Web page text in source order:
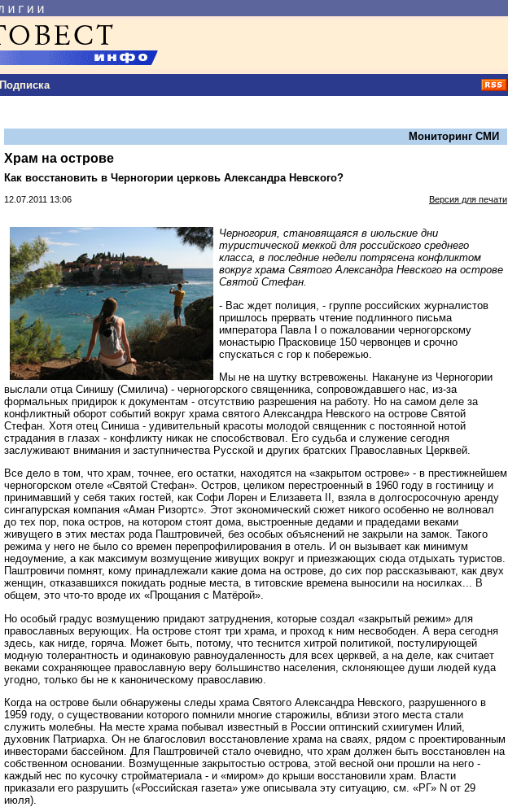
Подписка
Мониторинг СМИ
Храм на острове
Как восстановить в Черногории церковь Александра Невского?
12.07.2011 13:06 Версия для печати
Черногория, становящаяся в июльские дни
туристической меккой для российского среднего
класса, в последние недели потрясена конфликтом
вокруг храма Святого Александра Невского на острове
Святой Стефан.
- Вас ждет полиция, - группе российских журналистов
пришлось прервать чтение подлинного письма
императора Павла I о пожаловании черногорскому
монастырю Прасковице 150 червонцев и срочно
спускаться с гор к побережью.
Мы не на шутку встревожены. Накануне из Черногории
выслали отца Синишу (Смилича) - черногорского священника, сопровождавшего нас, из-за
формальных придирок к документам - отсутствию разрешения на работу. Но на самом деле за
конфликтный оборот событий вокруг храма святого Александра Невского на острове Святой
Стефан. Хотя отец Синиша - удивительный красоты молодой священник с постоянной нотой
страдания в глазах - конфликту никак не способствовал. Его судьба и служение сегодня
заслуживают внимания и заступничества Русской и других братских Православных Церквей.
Все дело в том, что храм, точнее, его остатки, находятся на «закрытом острове» - в престижнейшем
черногорском отеле «Святой Стефан». Остров, целиком перестроенный в 1960 году в гостиницу и
принимавший у себя таких гостей, как Софи Лорен и Елизавета II, взяла в долгосросочную аренду
сингапурская компания «Аман Ризортс». Этот экономический сюжет никого особенно не волновал
до тех пор, пока остров, на котором стоят дома, выстроенные дедами и прадедами веками
живущего в этих местах рода Паштровичей, без особых объяснений не закрыли на замок. Такого
режима у него не было со времен перепрофилирования в отель. И он вызывает как минимум
недоумение, а как максимум возмущение живущих вокруг и приезжающих сюда отдыхать туристов.
Паштровичи помнят, кому принадлежали какие дома на острове, до сих пор рассказывают, как двух
женщин, отказавшихся покидать родные места, в титовские времена выносили на носилках... В
общем, это что-то вроде их «Прощания с Матёрой».
Но особый градус возмущению придают затруднения, которые создал «закрытый режим» для
православных верующих. На острове стоят три храма, и проход к ним несвободен. А вера сегодня
здесь, как нигде, горяча. Может быть, потому, что теснится хитрой политикой, постулирующей
модную толерантность и одинаковую равноудаленность для всех церквей, а на деле, как считает
веками сохраняющее православную веру большинство населения, склоняющее души людей куда
угодно, только бы не к каноническому православию.
Когда на острове были обнаружены следы храма Святого Александра Невского, разрушенного в
1959 году, о существовании которого помнили многие старожилы, вблизи этого места стали
служить молебны. На месте храма побывал известный в России оптинский схиигумен Илий,
духовник Патриарха. Он не благословил восстановление храма на сваях, рядом с проектированным
инвесторами бассейном. Для Паштровичей стало очевидно, что храм должен быть восстановлен на
собственном основании. Возмущенные закрытостью острова, этой весной они прошли на него -
каждый нес по кусочку стройматериала - и «миром» до крыши восстановили храм. Власти
приказали его разрушить («Российская газета» уже описывала эту ситуацию, см. «РГ» N от 29
июля).